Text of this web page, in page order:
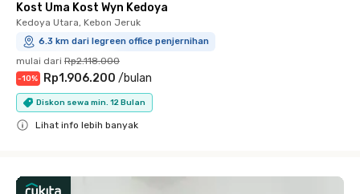
Kost Uma Kost Wyn Kedoya
Kedoya Utara, Kebon Jeruk
6.3 km dari legreen office penjernihan
mulai dari Rp2.118.000
-10% Rp1.906.200 /bulan
Diskon sewa min. 12 Bulan
Lihat info lebih banyak